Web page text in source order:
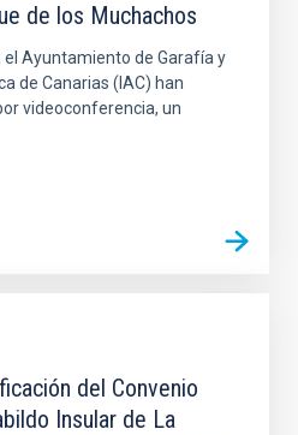
de los Muchachos
el Ayuntamiento de Garafía y
de Canarias (IAC) han
videoconferencia, un
del Convenio
Insular de La